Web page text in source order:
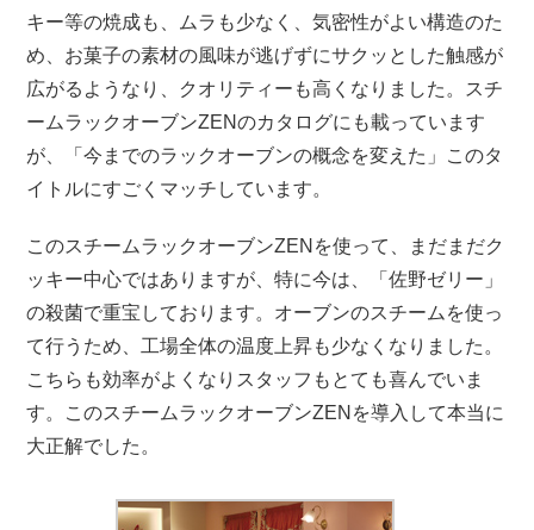
キー等の焼成も、ムラも少なく、気密性がよい構造のた
め、お菓子の素材の風味が逃げずにサクッとした触感が
広がるようなり、クオリティーも高くなりました。スチ
ームラックオーブンZENのカタログにも載っています
が、「今までのラックオーブンの概念を変えた」このタ
イトルにすごくマッチしています。
このスチームラックオーブンZENを使って、まだまだク
ッキー中心ではありますが、特に今は、「佐野ゼリー」
の殺菌で重宝しております。オーブンのスチームを使っ
て行うため、工場全体の温度上昇も少なくなりました。
こちらも効率がよくなりスタッフもとても喜んでいま
す。このスチームラックオーブンZENを導入して本当に
大正解でした。